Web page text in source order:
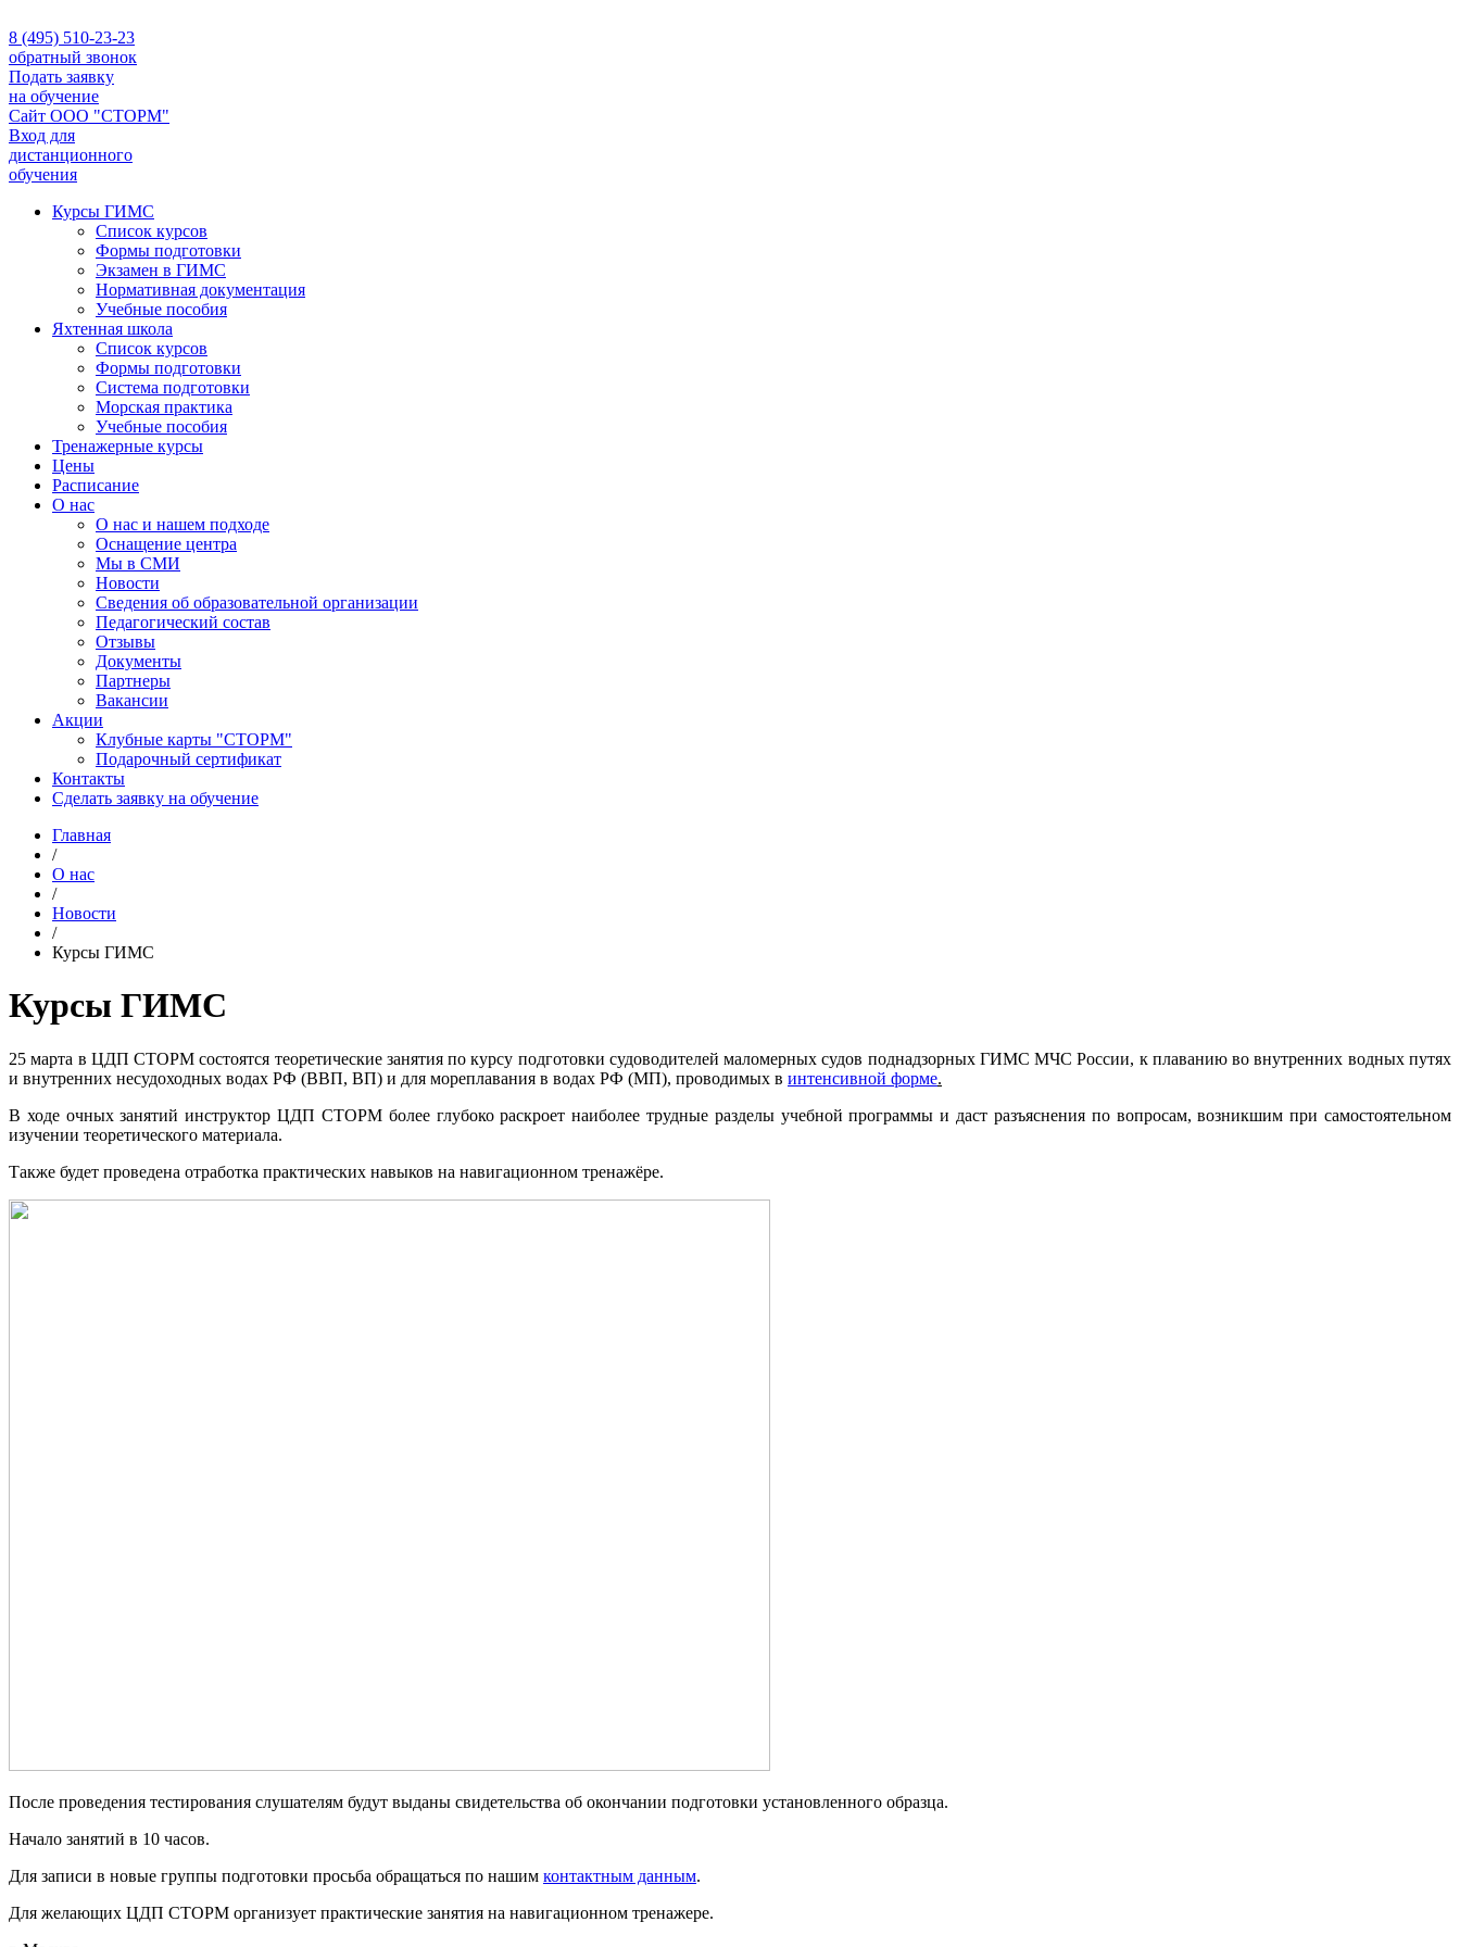
8 (495) 510-23-23
обратный звонок
Подать заявку
на обучение
Сайт ООО "СТОРМ"
Вход для
дистанционного
обучения
Курсы ГИМС
Список курсов
Формы подготовки
Экзамен в ГИМС
Нормативная документация
Учебные пособия
Яхтенная школа
Список курсов
Формы подготовки
Cистема подготовки
Морская практика
Учебные пособия
Тренажерные курсы
Цены
Расписание
О нас
О нас и нашем подходе
Оснащение центра
Мы в СМИ
Новости
Сведения об образовательной организации
Педагогический состав
Отзывы
Документы
Партнеры
Вакансии
Акции
Клубные карты "СТОРМ"
Подарочный сертификат
Контакты
Сделать заявку на обучение
Главная
/
О нас
/
Новости
/
Курсы ГИМС
Курсы ГИМС
25 марта в ЦДП СТОРМ состоятся теоретические занятия по курсу подготовки судоводителей маломерных судов поднадзорных ГИМС МЧС России, к плаванию во внутренних водных путях
и внутренних несудоходных водах РФ (ВВП, ВП) и для мореплавания в водах РФ (МП), проводимых в интенсивной форме.
В ходе очных занятий инструктор ЦДП СТОРМ более глубоко раскроет наиболее трудные разделы учебной программы и даст разъяснения по вопросам, возникшим при самостоятельном
изучении теоретического материала.
Также будет проведена отработка практических навыков на навигационном тренажёре.
После проведения тестирования слушателям будут выданы свидетельства об окончании подготовки установленного образца.
Начало занятий в 10 часов.
Для записи в новые группы подготовки просьба обращаться по нашим контактным данным.
Для желающих ЦДП СТОРМ организует практические занятия на навигационном тренажере.